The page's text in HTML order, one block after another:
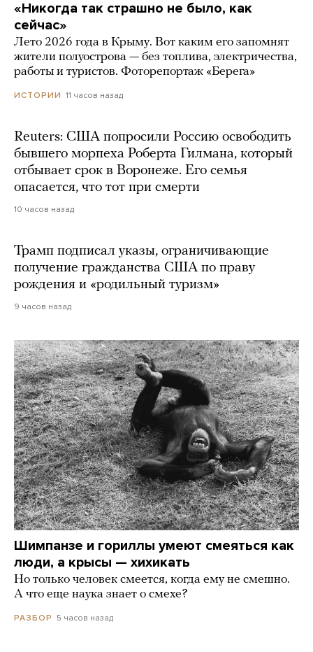
«Никогда так страшно не было, как
сейчас»
Лето 2026 года в Крыму. Вот каким его запомнят
жители полуострова — без топлива, электричества,
работы и туристов. Фоторепортаж «Берега»
ИСТОРИИ 11 часов назад
Reuters: США попросили Россию освободить
бывшего морпеха Роберта Гилмана, который
отбывает срок в Воронеже. Его семья
опасается, что тот при смерти
10 часов назад
Трамп подписал указы, ограничивающие
получение гражданства США по праву
рождения и «родильный туризм»
9 часов назад
Шимпанзе и гориллы умеют смеяться как
люди, а крысы — хихикать
Но только человек смеется, когда ему не смешно.
А что еще наука знает о смехе?
РАЗБОР 5 часов назад